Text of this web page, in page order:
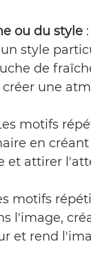
ou du style :
style
de
une
motifs
en
et attirer
motifs
l'image,
et rend